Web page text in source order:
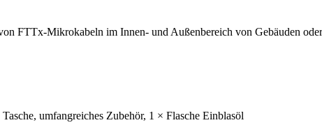
FTTx-Mikrokabeln im Innen- und Außenbereich von Gebäuden
umfangreiches Zubehör, 1 × Flasche Einblasöl